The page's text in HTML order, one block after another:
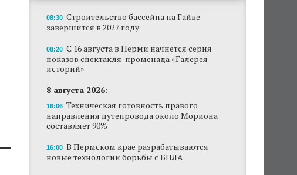
В Пермском крае установят новые станции
обнаружения беспилотников
Они используются для обнаружения и
отслеживания БПЛА в воздухе.
Новый проект «Вышки» разместится в
пермском торговом центре
В Перми создан штаб поддержки
пострадавших продавцов Wildberries
Сеть «Иль де Ботэ» уходит из Перми
08:30 Строительство бассейна на Гайве
завершится в 2027 году
08:20 С 16 августа в Перми начнется серия
показов спектакля-променада «Галерея
историй»
8 августа 2026:
16:06 Техническая готовность правого
направления путепровода около Мориона
составляет 90%
16:00 В Пермском крае разрабатываются
новые технологии борьбы с БПЛА